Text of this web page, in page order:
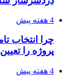
برق، ضامن
۱۴۰۵/۰۴/۱۸
راه اندازی
طرح توجیهی